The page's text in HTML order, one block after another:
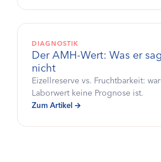
DIAGNOSTIK
Der AMH-Wert: Was er
nicht
Eizellreserve vs. Fruchtbarkeit:
Laborwert keine Prognose ist.
Zum Artikel →